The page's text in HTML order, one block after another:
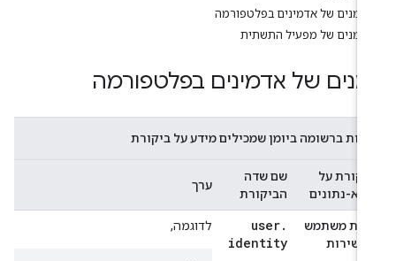
יומנים של אדמינים בפלטפורמה
יומנים של מפעיל התשתית
של אדמינים בפלטפורמה
ברשומה ביומן שמכילים מידע על ביקורת
על
נתונים
שם שדה
הביקורת
משתמש
שירות
user .
identity
לדוגמה,